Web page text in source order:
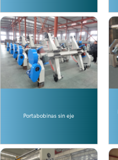
Portabobinas sin eje